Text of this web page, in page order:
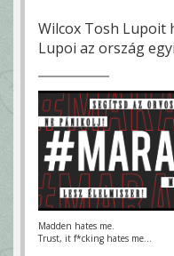
Wilcox Tosh Lupoit
Lupoi az ország
Madden hates me.
Trust, it f*cking hates me...